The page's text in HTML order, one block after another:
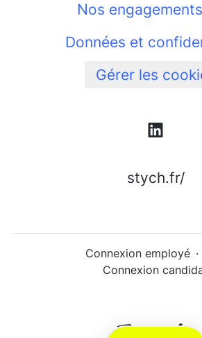
Nos
Données et
Gérer les
stych.fr/
Connexion employé ·
Connexion